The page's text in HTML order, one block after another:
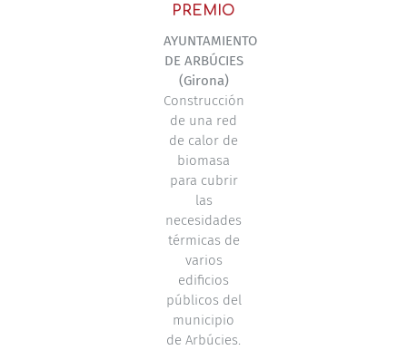
PREMIO
AYUNTAMIENTO
DE ARBÚCIES
(Girona)
Construcción
de una red
de calor de
biomasa
para cubrir
las
necesidades
térmicas de
varios
edificios
públicos del
municipio
de Arbúcies.